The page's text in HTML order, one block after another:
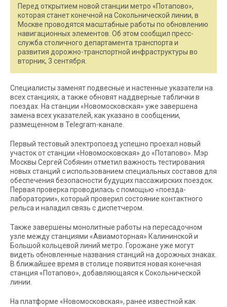
Перед открытием новой станции метро «Потапово»,
которая станет конечной на Сокольнической линии, в
Москве проводятся масштабные работы по обновлению
навигационных элементов. Об этом сообщил пресс-
служба столичного департамента транспорта и
развития дорожно-транспортной инфраструктуры во
вторник, 3 сентября.
Специалисты заменят подвесные и настенные указатели на
всех станциях, а также обновят наддверные таблички в
поездах. На станции «Новомосковская» уже завершена
замена всех указателей, как указано в сообщении,
размещенном в Telegram-канале.
Первый тестовый электропоезд успешно проехал новый
участок от станции «Новомосковская» до «Потапово». Мэр
Москвы Сергей Собянин отметил важность тестирования
новых станций с использованием специальных составов для
обеспечения безопасности будущих пассажирских поездок.
Первая проверка проводилась с помощью «поезда-
лаборатории», который проверил состояние контактного
рельса и наладил связь с диспетчером.
Также завершены монолитные работы на пересадочном
узле между станциями «Авиамоторная» Калининской и
Большой кольцевой линий метро. Горожане уже могут
видеть обновленные названия станций на дорожных знаках.
В ближайшее время в столице появится новая конечная
станция «Потапово», добавляющаяся к Сокольнической
линии.
На платформе «Новомосковская», ранее известной как